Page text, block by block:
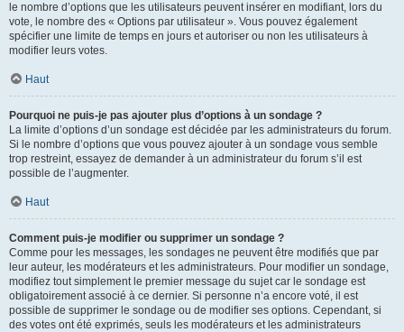
le nombre d’options que les utilisateurs peuvent insérer en modifiant, lors du
vote, le nombre des « Options par utilisateur ». Vous pouvez également
spécifier une limite de temps en jours et autoriser ou non les utilisateurs à
modifier leurs votes.
Haut
Pourquoi ne puis-je pas ajouter plus d’options à un sondage ?
La limite d’options d’un sondage est décidée par les administrateurs du forum.
Si le nombre d’options que vous pouvez ajouter à un sondage vous semble
trop restreint, essayez de demander à un administrateur du forum s’il est
possible de l’augmenter.
Haut
Comment puis-je modifier ou supprimer un sondage ?
Comme pour les messages, les sondages ne peuvent être modifiés que par
leur auteur, les modérateurs et les administrateurs. Pour modifier un sondage,
modifiez tout simplement le premier message du sujet car le sondage est
obligatoirement associé à ce dernier. Si personne n’a encore voté, il est
possible de supprimer le sondage ou de modifier ses options. Cependant, si
des votes ont été exprimés, seuls les modérateurs et les administrateurs